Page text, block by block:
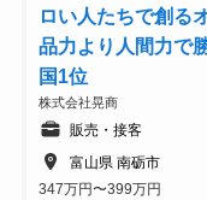
ロい人たちで創る
品力より人間力で
国1位
株式会社晃商
販売・接客
富山県 南砺市
347万円〜399万円